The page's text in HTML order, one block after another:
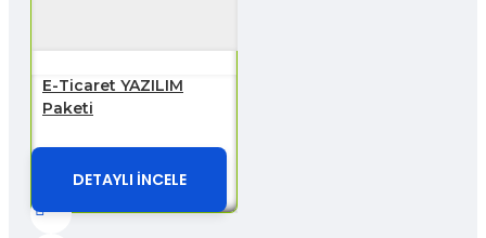
E-Ticaret YAZILIM
Paketi
DETAYLI İNCELE